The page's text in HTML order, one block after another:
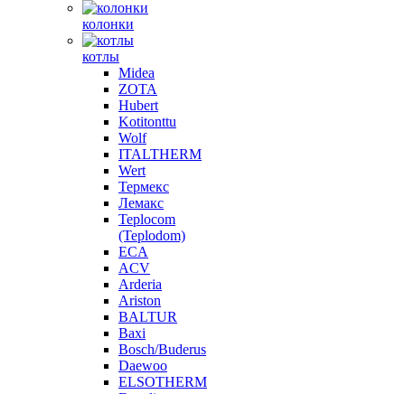
колонки
котлы
Midea
ZOTA
Hubert
Kotitonttu
Wolf
ITALTHERM
Wert
Термекс
Лемакс
Teplocom
(Teplodom)
ECA
ACV
Arderia
Ariston
BALTUR
Baxi
Bosch/Buderus
Daewoo
ELSOTHERM